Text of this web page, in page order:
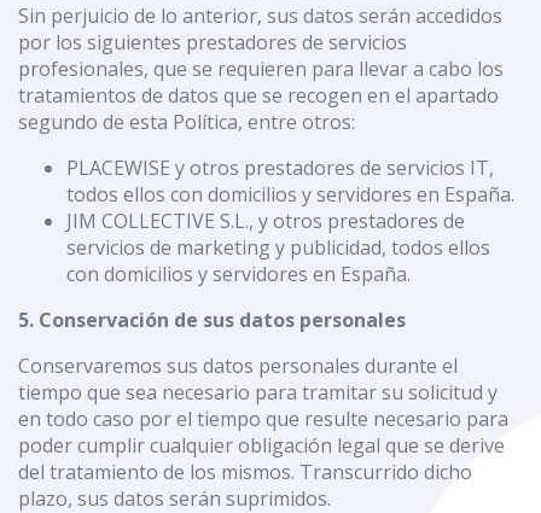
Sin perjuicio de lo anterior, sus datos serán accedidos
por los siguientes prestadores de servicios
profesionales, que se requieren para llevar a cabo los
tratamientos de datos que se recogen en el apartado
segundo de esta Política, entre otros:
PLACEWISE y otros prestadores de servicios IT,
todos ellos con domicilios y servidores en España.
JIM COLLECTIVE S.L., y otros prestadores de
servicios de marketing y publicidad, todos ellos
con domicilios y servidores en España.
5. Conservación de sus datos personales
Conservaremos sus datos personales durante el
tiempo que sea necesario para tramitar su solicitud y
en todo caso por el tiempo que resulte necesario para
poder cumplir cualquier obligación legal que se derive
del tratamiento de los mismos. Transcurrido dicho
plazo, sus datos serán suprimidos.